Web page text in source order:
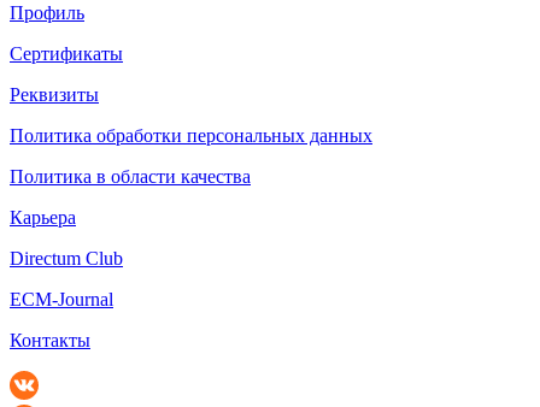
Профиль
Сертификаты
Реквизиты
Политика обработки персональных данных
Политика в области качества
Карьера
Directum Club
ECM-Journal
Контакты